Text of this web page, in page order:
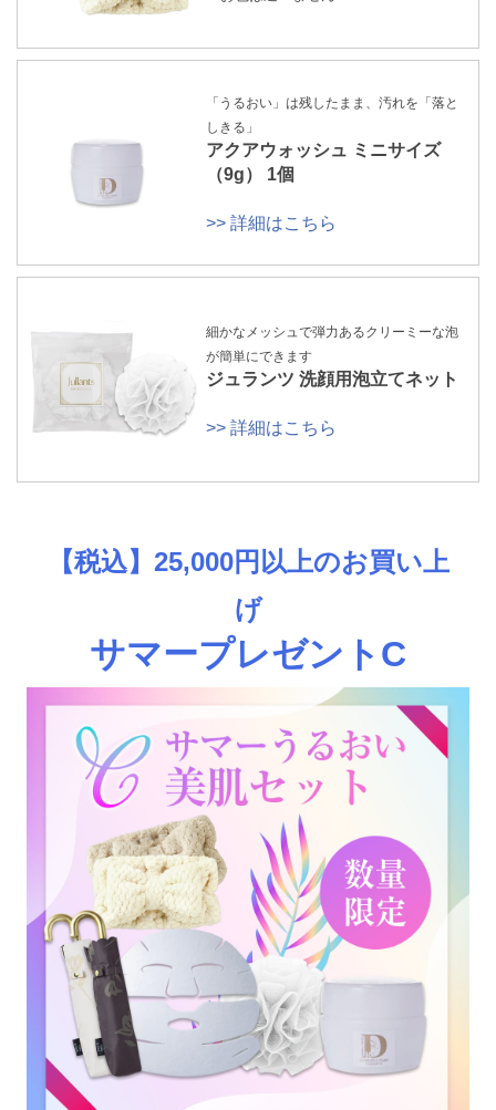
「うるおい」は残したまま、汚れを「落と
しきる」
アクアウォッシュ ミニサイズ
（9g） 1個
>> 詳細はこちら
細かなメッシュで弾力あるクリーミーな泡
が簡単にできます
ジュランツ 洗顔用泡立てネット
>> 詳細はこちら
【税込】25,000円以上のお買い上
げ
サマープレゼントC